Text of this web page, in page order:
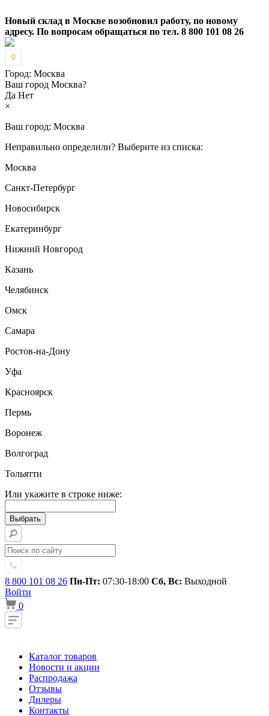
Новый склад в Москве возобновил работу, по новому
адресу. По вопросам обращаться по тел. 8 800 101 08 26
Город: Москва
Ваш город Москва?
Да Нет
×
Ваш город: Москва
Неправильно определили? Выберите из списка:
Москва
Санкт-Петербург
Новосибирск
Екатеринбург
Нижний Новгород
Казань
Челябинск
Омск
Самара
Ростов-на-Дону
Уфа
Красноярск
Пермь
Воронеж
Волгоград
Тольятти
Или укажите в строке ниже:
8 800 101 08 26 Пн-Пт: 07:30-18:00 Сб, Вс: Выходной
Войти
0
Каталог товаров
Новости и акции
Распродажа
Отзывы
Дилеры
Контакты